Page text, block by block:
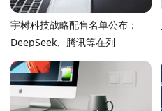
宇树科技战略配售名单公布：
DeepSeek、腾讯等在列